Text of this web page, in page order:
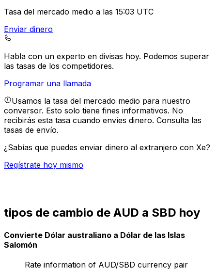
Tasa del mercado medio a las 15:03 UTC
Enviar dinero
Habla con un experto en divisas hoy. Podemos superar
las tasas de los competidores.
Programar una llamada
Usamos la tasa del mercado medio para nuestro
conversor. Esto solo tiene fines informativos. No
recibirás esta tasa cuando envíes dinero. Consulta las
tasas de envío.
¿Sabías que puedes enviar dinero al extranjero con Xe?
Regístrate hoy mismo
tipos de cambio de AUD a SBD hoy
Convierte Dólar australiano a Dólar de las Islas
Salomón
Rate information of AUD/SBD currency pair